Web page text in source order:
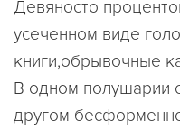
Девяносто
усеченном виде
книги,обрывочные
В одном полушарии
другом